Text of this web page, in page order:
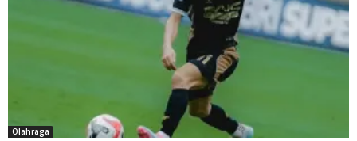
Olahraga